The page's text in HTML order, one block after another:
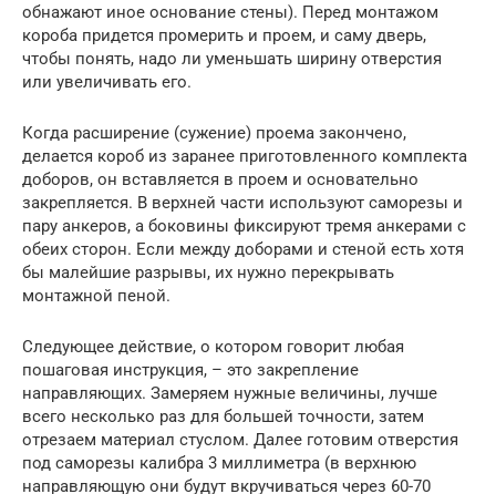
обнажают иное основание стены). Перед монтажом
короба придется промерить и проем, и саму дверь,
чтобы понять, надо ли уменьшать ширину отверстия
или увеличивать его.
Когда расширение (сужение) проема закончено,
делается короб из заранее приготовленного комплекта
доборов, он вставляется в проем и основательно
закрепляется. В верхней части используют саморезы и
пару анкеров, а боковины фиксируют тремя анкерами с
обеих сторон. Если между доборами и стеной есть хотя
бы малейшие разрывы, их нужно перекрывать
монтажной пеной.
Следующее действие, о котором говорит любая
пошаговая инструкция, – это закрепление
направляющих. Замеряем нужные величины, лучше
всего несколько раз для большей точности, затем
отрезаем материал стуслом. Далее готовим отверстия
под саморезы калибра 3 миллиметра (в верхнюю
направляющую они будут вкручиваться через 60-70